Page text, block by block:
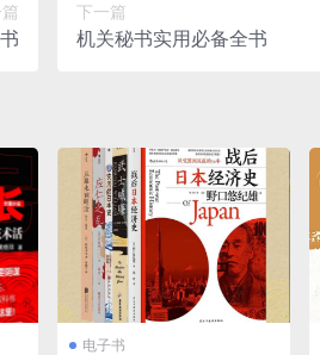
篇 下一篇
机关秘书实用必备全书
电子书